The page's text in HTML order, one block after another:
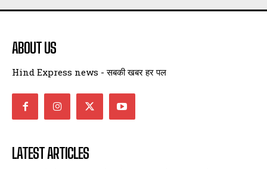
ABOUT US
Hind Express news - सबकी खबर हर पल
LATEST ARTICLES